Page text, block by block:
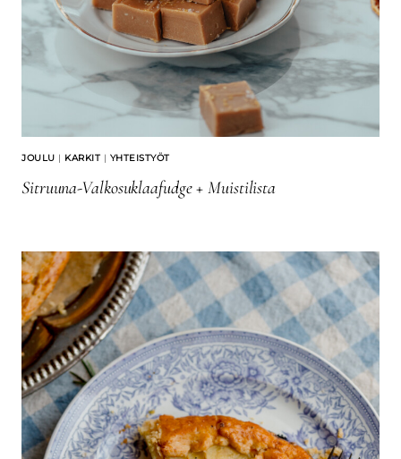
JOULU | KARKIT | YHTEISTYÖT
Sitruuna-Valkosuklaafudge + Muistilista